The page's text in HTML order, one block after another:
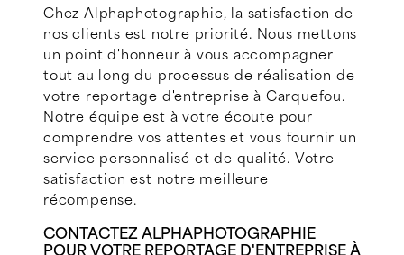
Chez Alphaphotographie, la satisfaction de
nos clients est notre priorité. Nous mettons
un point d'honneur à vous accompagner
tout au long du processus de réalisation de
votre reportage d'entreprise à Carquefou.
Notre équipe est à votre écoute pour
comprendre vos attentes et vous fournir un
service personnalisé et de qualité. Votre
satisfaction est notre meilleure
récompense.
CONTACTEZ ALPHAPHOTOGRAPHIE
POUR VOTRE REPORTAGE D'ENTREPRISE À